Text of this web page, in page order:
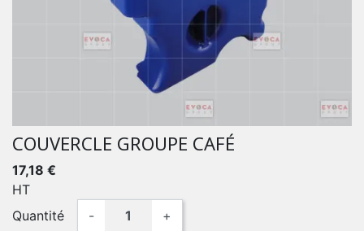
COUVERCLE GROUPE CAFÉ
17,18 €
HT
Quantité
- +